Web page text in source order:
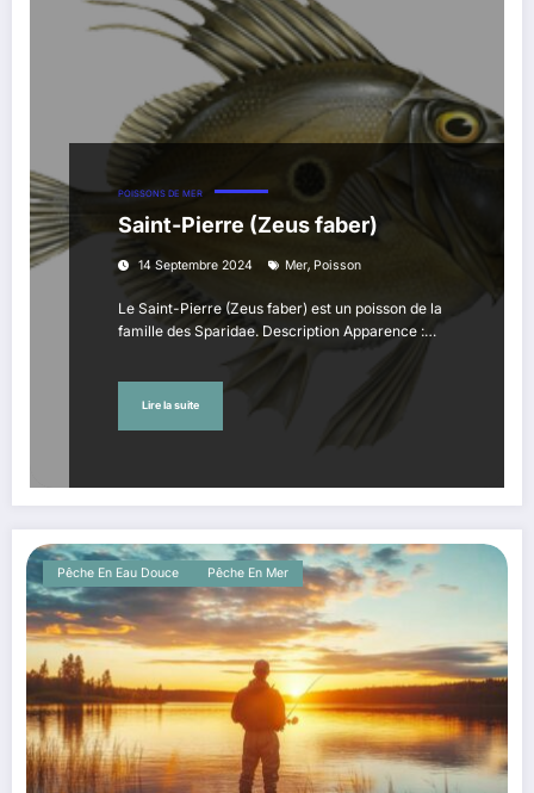
POISSONS DE MER
Saint-Pierre (Zeus faber)
14 Septembre 2024 Mer, Poisson
Le Saint-Pierre (Zeus faber) est un poisson de la
famille des Sparidae. Description Apparence :…
Lire la suite
Pêche En Eau Douce Pêche En Mer